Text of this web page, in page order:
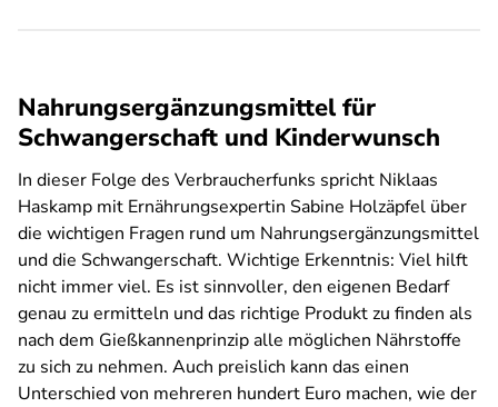
Nahrungsergänzungsmittel für
Schwangerschaft und Kinderwunsch
In dieser Folge des Verbraucherfunks spricht Niklaas
Haskamp mit Ernährungsexpertin Sabine Holzäpfel über
die wichtigen Fragen rund um Nahrungsergänzungsmittel
und die Schwangerschaft. Wichtige Erkenntnis: Viel hilft
nicht immer viel. Es ist sinnvoller, den eigenen Bedarf
genau zu ermitteln und das richtige Produkt zu finden als
nach dem Gießkannenprinzip alle möglichen Nährstoffe
zu sich zu nehmen. Auch preislich kann das einen
Unterschied von mehreren hundert Euro machen, wie der